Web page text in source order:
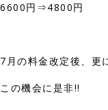
6600円⇒4800円
7月の料金改定後、更
この機会に是非!!